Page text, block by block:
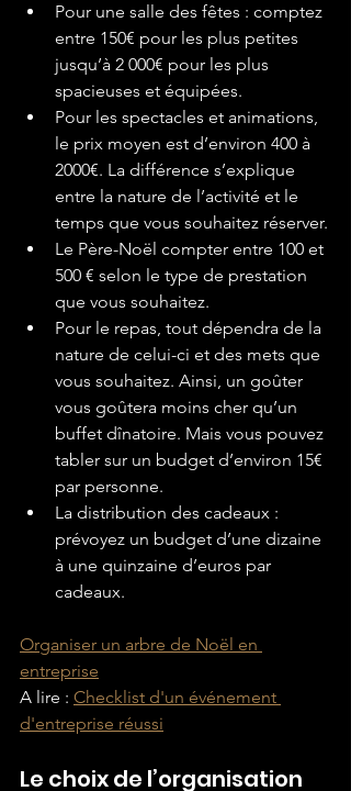
Pour une salle des fêtes : comptez
entre 150€ pour les plus petites
jusqu’à 2 000€ pour les plus
spacieuses et équipées.
Pour les spectacles et animations,
le prix moyen est d’environ 400 à
2000€. La différence s’explique
entre la nature de l’activité et le
temps que vous souhaitez réserver.
Le Père-Noël compter entre 100 et
500 € selon le type de prestation
que vous souhaitez.
Pour le repas, tout dépendra de la
nature de celui-ci et des mets que
vous souhaitez. Ainsi, un goûter
vous goûtera moins cher qu’un
buffet dînatoire. Mais vous pouvez
tabler sur un budget d’environ 15€
par personne.
La distribution des cadeaux :
prévoyez un budget d’une dizaine
à une quinzaine d’euros par
cadeaux.
Organiser un arbre de Noël en
entreprise
A lire : Checklist d'un événement
d'entreprise réussi
Le choix de l’organisation